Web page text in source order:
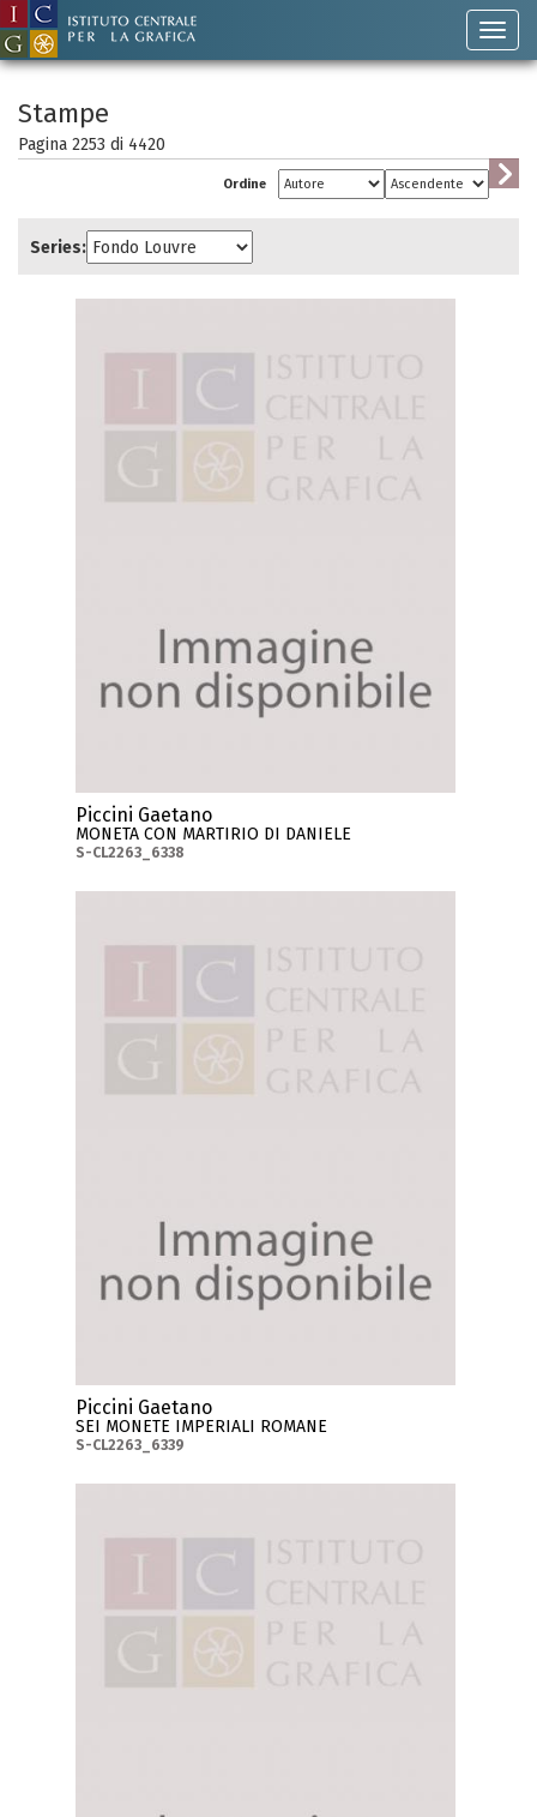
Stampe
Pagina 2253 di 4420
Ordine
Series:
Piccini Gaetano
MONETA CON MARTIRIO DI DANIELE
S-CL2263_6338
Piccini Gaetano
SEI MONETE IMPERIALI ROMANE
S-CL2263_6339